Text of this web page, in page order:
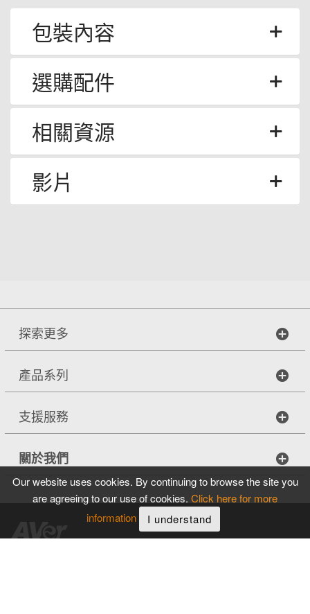
包裝內容
選購配件
相關資源
影片
探索更多
產品系列
支援服務
關於我們
Our website uses cookies. By continuing to browse the site you
are agreeing to our use of cookies. Click here for more
information
I understand